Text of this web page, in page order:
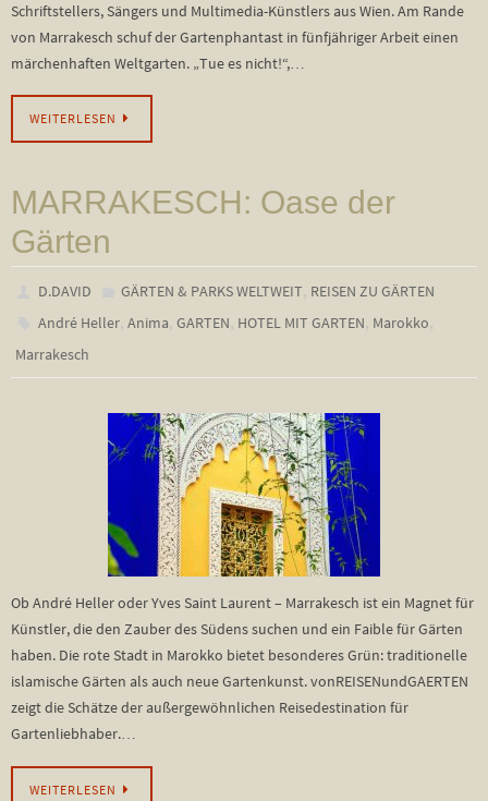
Schriftstellers, Sängers und Multimedia-Künstlers aus Wien. Am Rande
von Marrakesch schuf der Gartenphantast in fünfjähriger Arbeit einen
märchenhaften Weltgarten. „Tue es nicht!“,…
WEITERLESEN
MARRAKESCH: Oase der
Gärten
D.DAVID GÄRTEN & PARKS WELTWEIT, REISEN ZU GÄRTEN
André Heller,Anima,GARTEN, HOTEL MIT GARTEN, Marokko,
Marrakesch
Ob André Heller oder Yves Saint Laurent – Marrakesch ist ein Magnet für
Künstler, die den Zauber des Südens suchen und ein Faible für Gärten
haben. Die rote Stadt in Marokko bietet besonderes Grün: traditionelle
islamische Gärten als auch neue Gartenkunst. vonREISENundGAERTEN
zeigt die Schätze der außergewöhnlichen Reisedestination für
Gartenliebhaber.…
WEITERLESEN